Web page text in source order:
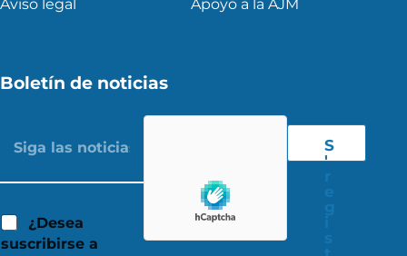
Aviso legal Apoyo a la AJM
Boletín de noticias
¿Desea
suscribirse a
S
'